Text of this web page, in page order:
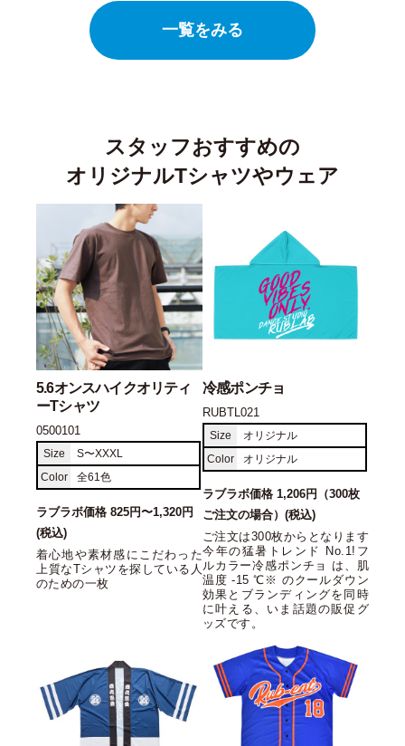
一覧をみる
スタッフおすすめの
オリジナルTシャツやウェア
5.6オンスハイクオリティ
ーTシャツ
0500101
Size
S〜XXXL
Color
全61色
ラブラボ価格 825円〜1,320円
(税込)
着心地や素材感にこだわった
上質なTシャツを探している人
のための一枚
冷感ポンチョ
RUBTL021
Size
オリジナル
Color
オリジナル
ラブラボ価格 1,206円（300枚
ご注文の場合）(税込)
ご注文は300枚からとなります
今年の猛暑トレンド No.1!フ
ルカラー冷感ポンチョ は、肌
温度 -15 ℃※ のクールダウン
効果とブランディングを同時
に叶える、いま話題の販促グ
ッズです。